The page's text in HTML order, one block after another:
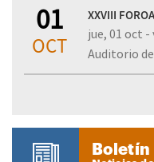
01
OCT
XXVIII
jue, 01 oct -
Auditorio
Boletín